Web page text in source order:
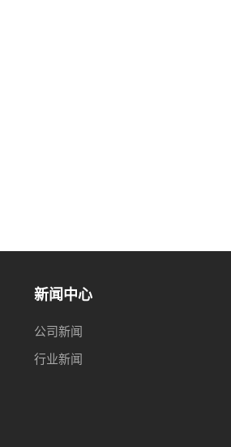
新闻中心
公司新闻
行业新闻